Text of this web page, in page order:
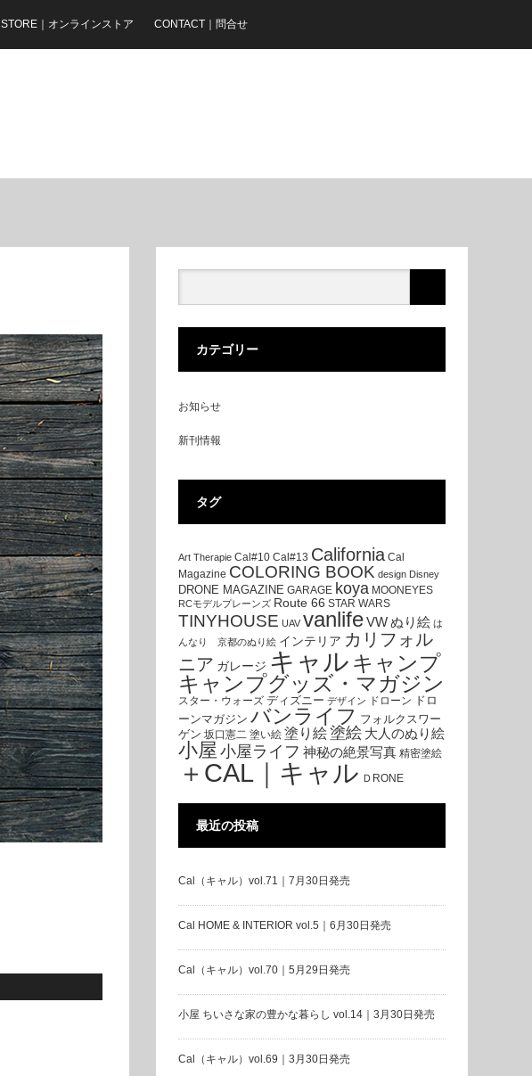
STORE｜オンラインストア CONTACT｜問合せ
カテゴリー
お知らせ
新刊情報
タグ
Art Therapie Cal#10 Cal#13 California Cal
Magazine COLORING BOOK design Disney
DRONE MAGAZINE GARAGE koya MOONEYES
RCモデルプレーンズ Route 66 STAR WARS
TINYHOUSE UAV vanlifeVWぬり絵 は
んなり 京都のぬり絵 インテリア カリフォル
ニア ガレージ キャル キャンプ
キャンプグッズ・マガジン
スター・ウォーズ ディズニー デザイン ドローン ドロ
ーンマガジン バンライフ フォルクスワー
ゲン 坂口憲二 塗い絵 塗り絵塗絵 大人のぬり絵
小屋 小屋ライフ 神秘の絶景写真 精密塗絵
＋CAL｜キャル ＤRONE
最近の投稿
Cal（キャル）vol.71｜7月30日発売
Cal HOME & INTERIOR vol.5｜6月30日発売
Cal（キャル）vol.70｜5月29日発売
小屋 ちいさな家の豊かな暮らし vol.14｜3月30日発売
Cal（キャル）vol.69｜3月30日発売